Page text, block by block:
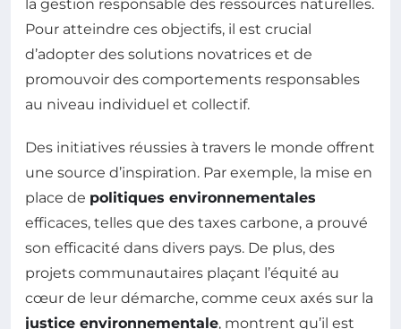
la gestion responsable des ressources naturelles.
Pour atteindre ces objectifs, il est crucial
d’adopter des solutions novatrices et de
promouvoir des comportements responsables
au niveau individuel et collectif.
Des initiatives réussies à travers le monde offrent
une source d’inspiration. Par exemple, la mise en
place de politiques environnementales
efficaces, telles que des taxes carbone, a prouvé
son efficacité dans divers pays. De plus, des
projets communautaires plaçant l’équité au
cœur de leur démarche, comme ceux axés sur la
justice environnementale, montrent qu’il est